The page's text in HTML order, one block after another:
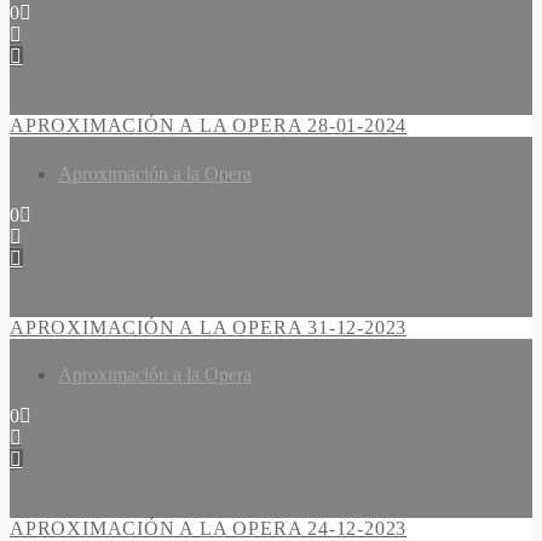
0
APROXIMACIÓN A LA OPERA 28-01-2024
Aproximación a la Opera
0
APROXIMACIÓN A LA OPERA 31-12-2023
Aproximación a la Opera
0
APROXIMACIÓN A LA OPERA 24-12-2023